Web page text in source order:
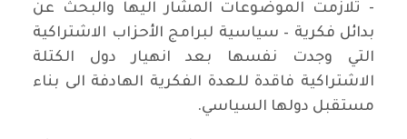
- تلازمت الموضوعات المشار اليها والبحث عن
بدائل فكرية – سياسية لبرامج الأحزاب الاشتراكية
التي وجدت نفسها بعد انهيار دول الكتلة
الاشتراكية فاقدة للعدة الفكرية الهادفة الى بناء
مستقبل دولها السياسي.